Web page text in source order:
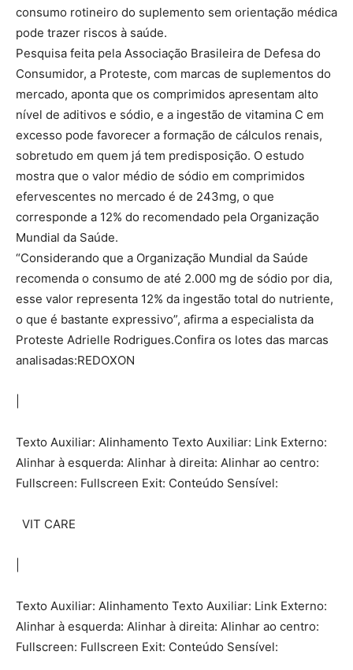
consumo rotineiro do suplemento sem orientação médica
pode trazer riscos à saúde.
Pesquisa feita pela Associação Brasileira de Defesa do
Consumidor, a Proteste, com marcas de suplementos do
mercado, aponta que os comprimidos apresentam alto
nível de aditivos e sódio, e a ingestão de vitamina C em
excesso pode favorecer a formação de cálculos renais,
sobretudo em quem já tem predisposição. O estudo
mostra que o valor médio de sódio em comprimidos
efervescentes no mercado é de 243mg, o que
corresponde a 12% do recomendado pela Organização
Mundial da Saúde.
“Considerando que a Organização Mundial da Saúde
recomenda o consumo de até 2.000 mg de sódio por dia,
esse valor representa 12% da ingestão total do nutriente,
o que é bastante expressivo”, afirma a especialista da
Proteste Adrielle Rodrigues.Confira os lotes das marcas
analisadas:REDOXON
Texto Auxiliar: Alinhamento Texto Auxiliar: Link Externo:
Alinhar à esquerda: Alinhar à direita: Alinhar ao centro:
Fullscreen: Fullscreen Exit: Conteúdo Sensível:
VIT CARE
Texto Auxiliar: Alinhamento Texto Auxiliar: Link Externo:
Alinhar à esquerda: Alinhar à direita: Alinhar ao centro:
Fullscreen: Fullscreen Exit: Conteúdo Sensível: